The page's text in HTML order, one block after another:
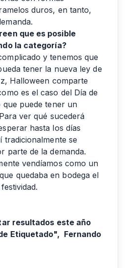
duros, en tanto,
que es posible
la categoría?
y tenemos que
tener la nueva ley de
Halloween comparte
es el caso del Día de
que puede tener un
ver qué sucederá
hasta los días
tradicionalmente se
parte de la demanda.
vendíamos como un
quedaba en bodega el
resultados este año
Etiquetado", Fernando